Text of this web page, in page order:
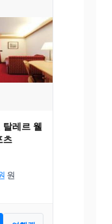
탈레르 웰
츠